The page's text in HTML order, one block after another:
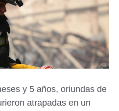
y 5 años, oriundas de
atrapadas en un